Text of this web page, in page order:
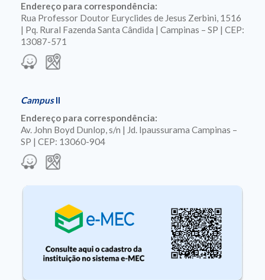
Endereço para correspondência:
Rua Professor Doutor Euryclides de Jesus Zerbini, 1516
| Pq. Rural Fazenda Santa Cândida | Campinas – SP | CEP:
13087-571
CampusII
Endereço para correspondência:
Av. John Boyd Dunlop, s/n | Jd. Ipaussurama Campinas –
SP | CEP: 13060-904